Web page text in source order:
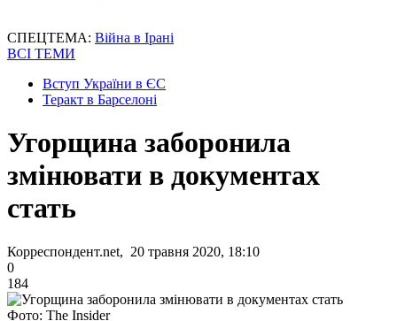
СПЕЦТЕМА: Війна в Ірані
ВСІ ТЕМИ
Вступ України в ЄС
Теракт в Барселоні
Угорщина заборонила
змінювати в документах
стать
Корреспондент.net, 20 травня 2020, 18:10
0
184
Фото: The Insider